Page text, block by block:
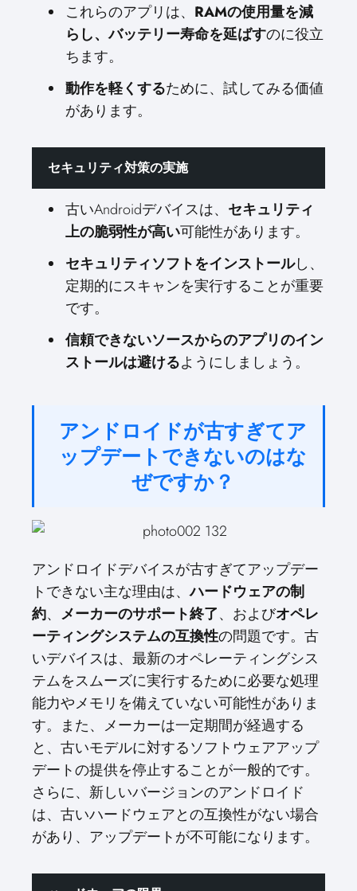
これらのアプリは、 RAMの使用量を減
らし、バッテリー寿命を延ばすのに役立
ちます。
動作を軽くするために、試してみる価値
があります。
セキュリティ対策の実施
古いAndroidデバイスは、 セキュリティ
上の脆弱性が高い可能性があります。
セキュリティソフトをインストールし、
定期的にスキャンを実行することが重要
です。
信頼できないソースからのアプリのイン
ストールは避けるようにしましょう。
アンドロイドが古すぎてア
ップデートできないのはな
ぜですか？
アンドロイドデバイスが古すぎてアップデー
トできない主な理由は、ハードウェアの制
約、 メーカーのサポート終了、およびオペレ
ーティングシステムの互換性の問題です。古
いデバイスは、最新のオペレーティングシス
テムをスムーズに実行するために必要な処理
能力やメモリを備えていない可能性がありま
す。また、メーカーは一定期間が経過する
と、古いモデルに対するソフトウェアアップ
デートの提供を停止することが一般的です。
さらに、新しいバージョンのアンドロイド
は、古いハードウェアとの互換性がない場合
があり、アップデートが不可能になります。